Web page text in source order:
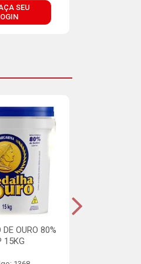
SEU
OURO 80%
15KG